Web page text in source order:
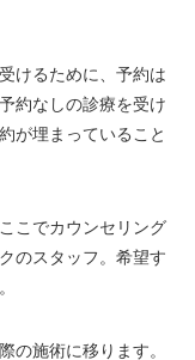
けるために、予約は
約なしの診療を受け
が埋まっていること
こでカウンセリング
のスタッフ。希望す
の施術に移ります。